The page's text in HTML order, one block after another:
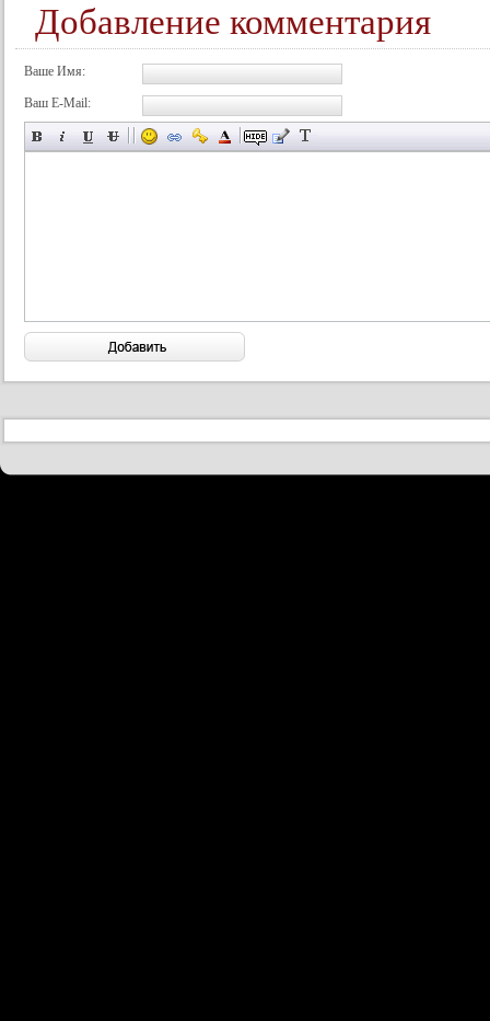
Добавление комментария
Ваше Имя:
Ваш E-Mail: